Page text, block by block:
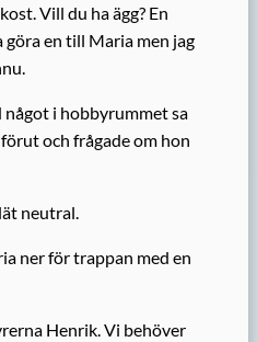
Vill du ha ägg? En
göra en till Maria men jag
i hobbyrummet sa
och frågade om hon
neutral.
ner för trappan med en
Henrik. Vi behöver